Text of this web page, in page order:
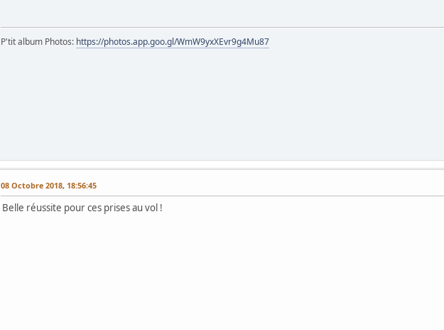
P'tit album Photos: https://photos.app.goo.gl/WmW9yxXEvr9g4Mu87
08 Octobre 2018, 18:56:45
Belle réussite pour ces prises au vol !